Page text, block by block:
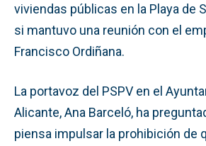
viviendas públicas en la Playa de
si mantuvo una reunión con el
Francisco Ordiñana.
La portavoz del PSPV en el
Alicante, Ana Barceló, ha
piensa impulsar la prohibición de